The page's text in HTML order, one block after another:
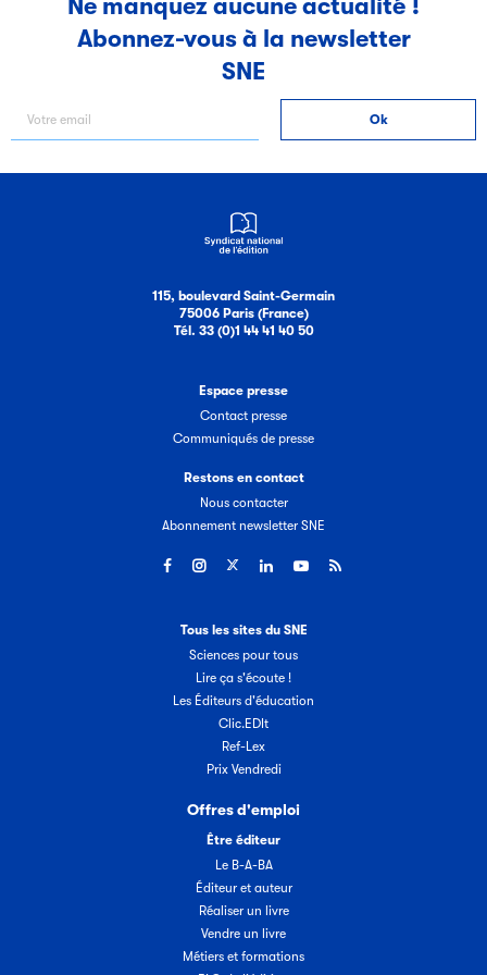
Ne manquez aucune actualité !
Abonnez-vous à la newsletter
SNE
115, boulevard Saint-Germain
75006 Paris (France)
Tél. 33 (0)1 44 41 40 50
Espace presse
Contact presse
Communiqués de presse
Restons en contact
Nous contacter
Abonnement newsletter SNE
Tous les sites du SNE
Sciences pour tous
Lire ça s'écoute !
Les Éditeurs d'éducation
Clic.EDIt
Ref-Lex
Prix Vendredi
Offres d'emploi
Être éditeur
Le B-A-BA
Éditeur et auteur
Réaliser un livre
Vendre un livre
Métiers et formations
Filéas
des acteurs de la filière du livre. Suivez les ventes de vos
ouvrages grâce à Filéas.